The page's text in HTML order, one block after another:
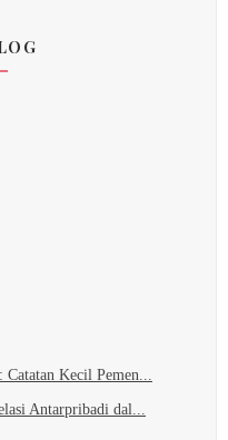
Kecil Pemen...
Antarpribadi dal...